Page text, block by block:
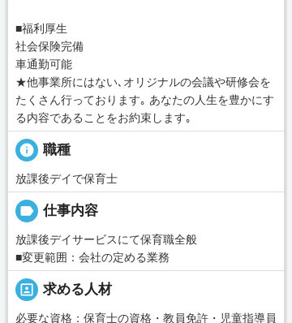
■福利厚生
社会保険完備
車通勤可能
★他事業所にはない､オリジナルの会議や研修会を
たくさん行っております｡ あなたの人生を豊かにす
る内容であることをお約束します｡
info 職種
放課後デイで保育士
label 仕事内容
放課後デイサービスにて保育職全般
■変更範囲：会社の定める業務
portrait 求める人材
必要な資格：保育士の資格・教員免許・児童指導員